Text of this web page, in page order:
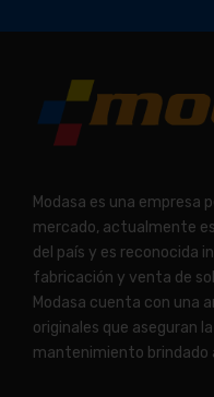
Modasa es una empresa
mercado, actualmente
del país y es reconocida
fabricación y venta de
Modasa cuenta con una
originales que aseguran
mantenimiento brindado